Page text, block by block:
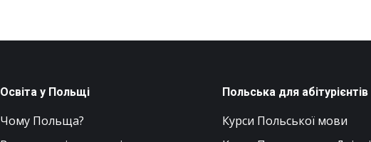
Освіта у Польщі
Чому Польща?
Польська для абітурієнтів
Курси Польської мови